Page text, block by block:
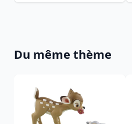
Du même thème